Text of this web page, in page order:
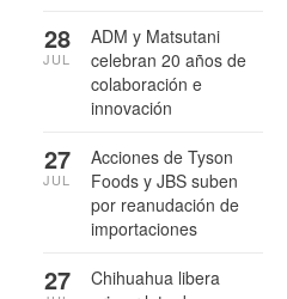
ADM y Matsutani
celebran 20 años de
colaboración e
innovación
28
JUL
Acciones de Tyson
Foods y JBS suben
por reanudación de
importaciones
27
JUL
Chihuahua libera
27